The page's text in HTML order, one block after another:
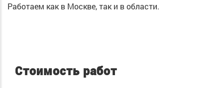
Работаем как в Москве, так и в области.
Стоимость работ